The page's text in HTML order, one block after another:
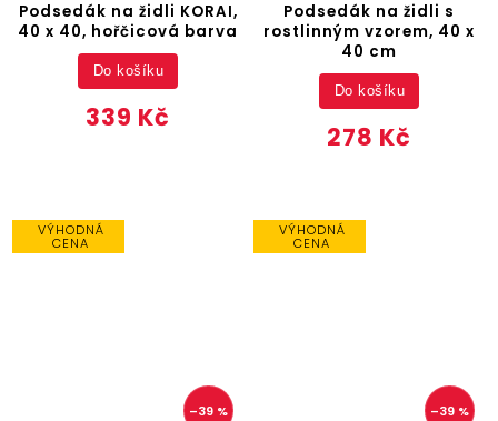
Podsedák na židli KORAI,
40 x 40, hořčicová barva
339 Kč
Do košíku
Podsedák na židli s
rostlinným vzorem, 40 x
40 cm
278 Kč
Do košíku
VÝHODNÁ
CENA
–39 %
VÝHODNÁ
CENA
–39 %